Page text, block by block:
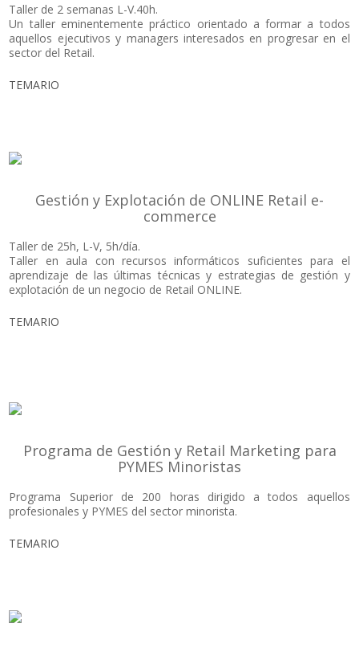
Taller de 2 semanas L-V.40h.
Un taller eminentemente práctico orientado a formar a todos
aquellos ejecutivos y managers interesados en progresar en el
sector del Retail.
TEMARIO
Gestión y Explotación de ONLINE Retail e-
commerce
Taller de 25h, L-V, 5h/día.
Taller en aula con recursos informáticos suficientes para el
aprendizaje de las últimas técnicas y estrategias de gestión y
explotación de un negocio de Retail ONLINE.
TEMARIO
Programa de Gestión y Retail Marketing para
PYMES Minoristas
Programa Superior de 200 horas dirigido a todos aquellos
profesionales y PYMES del sector minorista.
TEMARIO